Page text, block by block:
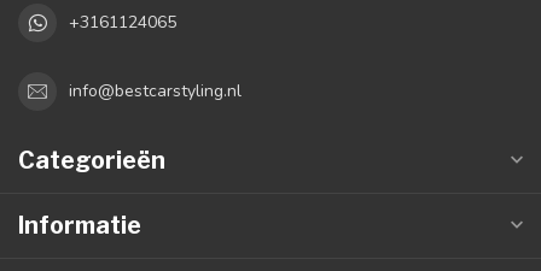
+3161124065
info@bestcarstyling.nl
Categorieën
Informatie